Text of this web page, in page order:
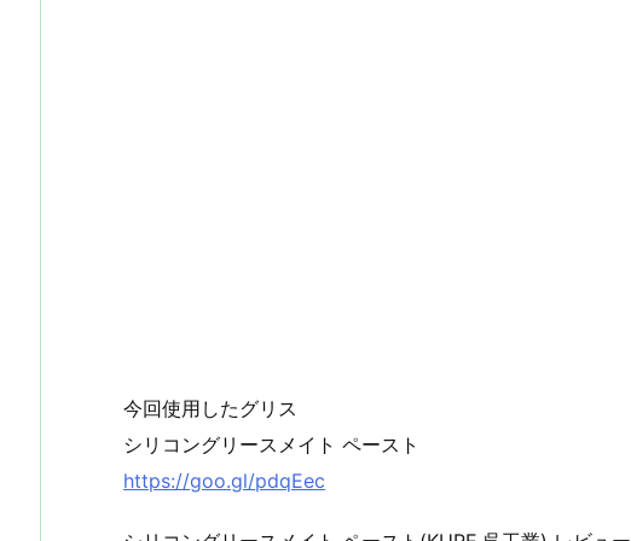
今回使用したグリス
シリコングリースメイト ペースト
https://goo.gl/pdqEec